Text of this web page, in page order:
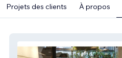
Projets des clients À propos